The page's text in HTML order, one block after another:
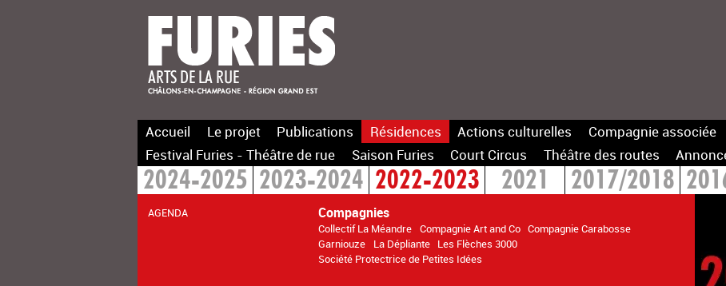
Accueil Le projet Publications Résidences Actions culturelles
Compagnie associée
Festival Furies - Théâtre de rue
Saison Furies Court Circus Théâtre des routes
2024-2025 2023-2024 2022-2023
AGENDA Compagnies
Collectif La Méandre Compagnie Art and Co Compagnie Carabosse
Garniouze
La Dépliante Les Flèches 3000
Société Protectrice de Petites Idées
2021 2017/2018